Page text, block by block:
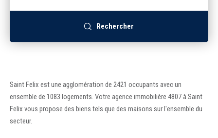
Rechercher
Saint Felix est une agglomération de 2421 occupants avec un
ensemble de 1083 logements. Votre agence immobilière 4807 à Saint
Felix vous propose des biens tels que des maisons sur l'ensemble du
secteur.